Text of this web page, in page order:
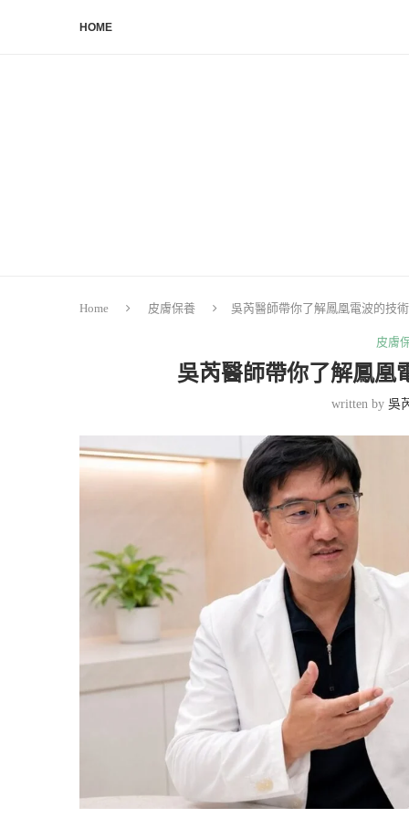
HOME
Home 皮膚保養 吳芮醫師帶你了解鳳凰電波的技
皮膚
吳芮醫師帶你了解鳳凰
written by 吳